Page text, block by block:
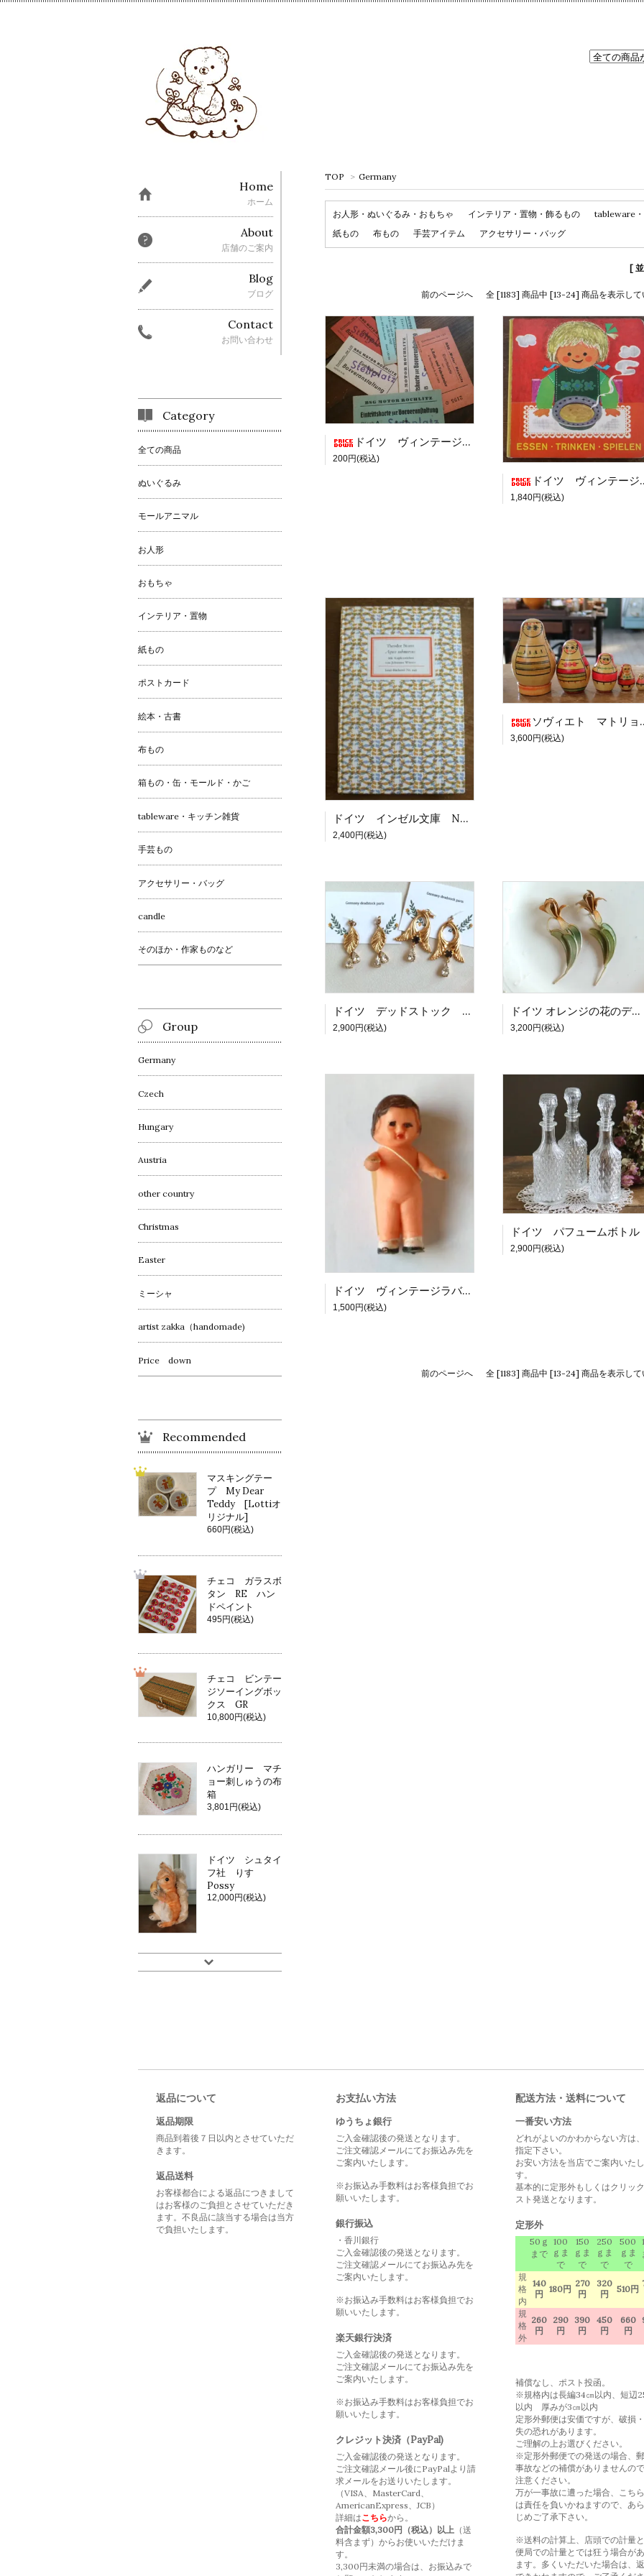
TOP > Germany
お人形・ぬいぐるみ・おもちゃ インテリア・置物・飾るもの tableware
紙もの
布もの 手芸アイテム アクセサリー・バッグ
[
前のページへ 全 [1183] 商品中 [13-24] 商品を表示して
ドイツ ヴィンテージチケット 5枚セット アソート
200円(税込)
ドイツ ヴィンテージ絵本 「ESSEN TRINKEN SPIELEN」
1,840円(税込)
ドイツ インゼル文庫 No,249 「Therdor Storm」 1967年 [18219]
2,400円(税込)
ソヴィエト マトリョーシカ だるま 5体 [18214]
3,600円(税込)
ドイツ デッドストック イヤリング・ピアス 葉っぱ・羽
2,900円(税込)
ドイツ オレンジの花のデッドストックブローチ
3,200円(税込)
ドイツ ヴィンテージラバードール ARI社 裸のちびっ子
1,500円(税込)
ドイツ パフュームボトル
2,900円(税込)
前のページへ 全 [1183] 商品中 [13-24] 商品を表示して
Home
ホーム
About
店舗のご案内
Blog
ブログ
Contact
お問い合わせ
Category
全ての商品
ぬいぐるみ
モールアニマル
お人形
おもちゃ
インテリア・置物
紙もの
ポストカード
絵本・古書
布もの
箱もの・缶・モールド・かご
tableware・キッチン雑貨
手芸もの
アクセサリー・バッグ
candle
そのほか・作家ものなど
Group
Germany
Czech
Hungary
Austria
other country
Christmas
Easter
ミーシャ
artist zakka（handomade)
Price down
Recommended
マスキングテー
プ My Dear
Teddy [Lottiオ
リジナル]
660円(税込)
チェコ ガラスボ
タン RE ハン
ドペイント
495円(税込)
チェコ ビンテー
ジソーイングボッ
クス GR
10,800円(税込)
ハンガリー マチ
ョー刺しゅうの布
箱
3,801円(税込)
ドイツ シュタイ
フ社 りす
Possy
12,000円(税込)
返品について
返品期限
商品到着後７日以内とさせていただ
きます。
返品送料
お客様都合による返品につきまして
はお客様のご負担とさせていただき
ます。不良品に該当する場合は当方
で負担いたします。
お支払い方法
ゆうちょ銀行
ご入金確認後の発送となります。
ご注文確認メールにてお振込み先を
ご案内いたします。
※お振込み手数料はお客様負担でお
願いいたします。
銀行振込
・香川銀行
ご入金確認後の発送となります。
ご注文確認メールにてお振込み先を
ご案内いたします。
※お振込み手数料はお客様負担でお
願いいたします。
楽天銀行決済
ご入金確認後の発送となります。
ご注文確認メールにてお振込み先を
ご案内いたします。
※お振込み手数料はお客様負担でお
願いいたします。
クレジット決済（PayPal)
ご入金確認後の発送となります。
ご注文確認メール後にPayPalより請
求メールをお送りいたします。
（VISA、MasterCard、
AmericanExpress、JCB）
詳細はこちらから。
合計金額3,300円（税込）以上 （送
料含まず）からお使いいただけま
す。
3,300円未満の場合は、お振込みで
配送方法・送料について
一番安い方法
どれがよいのかわからない方は
指定下さい。
お安い方法を当店でご案内いた
す。
基本的に定形外もしくはクリッ
スト発送となります。
定形外
50ｇ
まで
100
ｇま
で
150
ｇま
で
250
ｇま
で
500
ｇま
で
規
格
内
140
円 180円
270
円
320
円
510円
規
格
外
260
円
290
円
390
円
450
円
660
円
補償なし、ポスト投函。
※規格内は長編34㎝以内、短辺
以内 厚みが3㎝以内
定形外郵便は安価ですが、破損
失の恐れがあります。
ご理解の上お選びください。
※定形外郵便での発送の場合、
事故などの補償がありませんの
注意ください。
万が一事故に遭った場合、こち
は責任を負いかねますので、あ
じめご了承下さい。
※送料の計算上、店頭での計量
便局での計量とでは狂う場合が
ます。多くいただいた場合は、